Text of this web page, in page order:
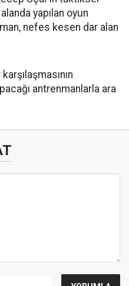
yapılan oyun
nefes kesen dar alan
antrenmanlarla ara